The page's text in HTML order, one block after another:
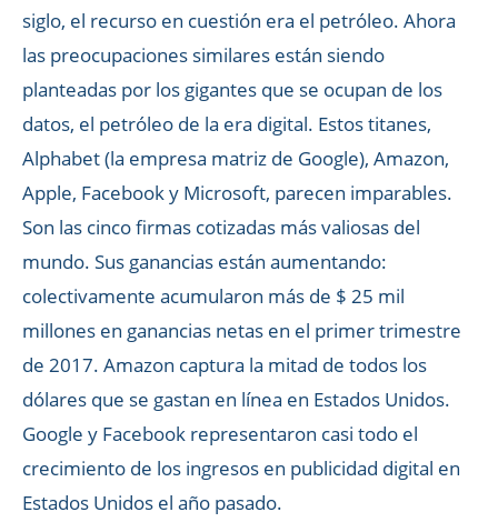
siglo, el recurso en cuestión era el petróleo. Ahora
las preocupaciones similares están siendo
planteadas por los gigantes que se ocupan de los
datos, el petróleo de la era digital. Estos titanes,
Alphabet (la empresa matriz de Google), Amazon,
Apple, Facebook y Microsoft, parecen imparables.
Son las cinco firmas cotizadas más valiosas del
mundo. Sus ganancias están aumentando:
colectivamente acumularon más de $ 25 mil
millones en ganancias netas en el primer trimestre
de 2017. Amazon captura la mitad de todos los
dólares que se gastan en línea en Estados Unidos.
Google y Facebook representaron casi todo el
crecimiento de los ingresos en publicidad digital en
Estados Unidos el año pasado.